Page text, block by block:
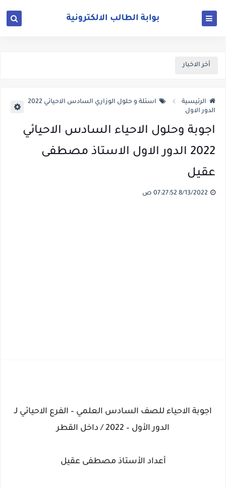
أخر الاخبار
الرئيسية
اسئلة و حلول الوزاري السادس الاحيائي 2022
الدور الاول
اجوبة وحلول الاحياء السادس الاحيائي
2022 الدور الاول الاستاذ مصطفى
عقيل
اجوبة الاحياء للصف السادس العلمي – الفرع الاحيائي لـ
الدور الأول – 2022 / داخل القطر
أعداد الأستاذ مصطفى عقيل